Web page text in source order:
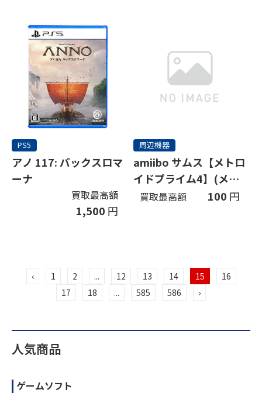
PS5
アノ 117: パックスロマ
ーナ
買取最高額
1,500 円
周辺機器
amiibo サムス【メトロ
イドプライム4】(メト
ロイドシリーズ)
買取最高額 100 円
‹ 1 2 ... 12 13 14 15
16
17
18 ... 585 586 ›
人気商品
ゲームソフト